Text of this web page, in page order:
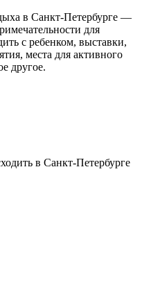
в Санкт-Петербурге —
для
с ребенком, выставки,
места для активного
другое.
в Санкт-Петербурге